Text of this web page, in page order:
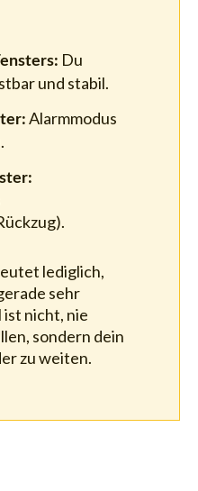
Du
und stabil.
Alarmmodus
lediglich,
sehr
ist nicht, nie
sondern dein
zu weiten.